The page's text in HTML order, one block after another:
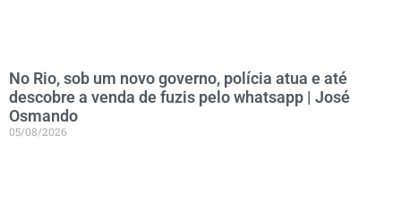
No Rio, sob um novo governo, polícia atua e até
descobre a venda de fuzis pelo whatsapp | José
Osmando
05/08/2026